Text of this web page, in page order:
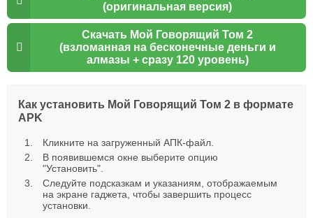
(оригинальная версия)
Скачать Мой Говорящий Том 2
(взломанная на бесконечные деньги и
алмазы + сразу 120 уровень)
Как установить Мой Говорящий Том 2 в формате
APK
Кликните на загруженный АПК-файл.
В появившемся окне выберите опцию
"Установить".
Следуйте подсказкам и указаниям, отображаемым
на экране гаджета, чтобы завершить процесс
установки.